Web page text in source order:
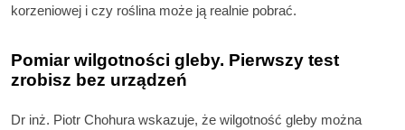
korzeniowej i czy roślina może ją realnie pobrać.
Pomiar wilgotności gleby. Pierwszy test
zrobisz bez urządzeń
Dr inż. Piotr Chohura wskazuje, że wilgotność gleby można